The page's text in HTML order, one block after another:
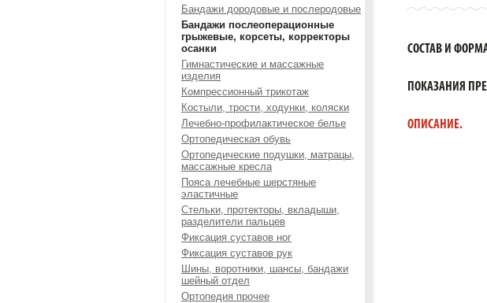
Бандажи дородовые и послеродовые
Бандажи послеоперационные
грыжевые, корсеты, корректоры
осанки
Гимнастические и массажные
изделия
Компрессионный трикотаж
Костыли, трости, ходунки, коляски
Лечебно-профилактическое белье
Ортопедическая обувь
Ортопедические подушки, матрацы,
массажные кресла
Пояса лечебные шерстяные
эластичные
Стельки, протекторы, вкладыши,
разделители пальцев
Фиксация суставов ног
Фиксация суставов рук
Шины, воротники, шансы, бандажи
шейный отдел
Ортопедия прочее
СОСТАВ И
ПОКАЗАНИЯ
ОПИСАНИЕ.